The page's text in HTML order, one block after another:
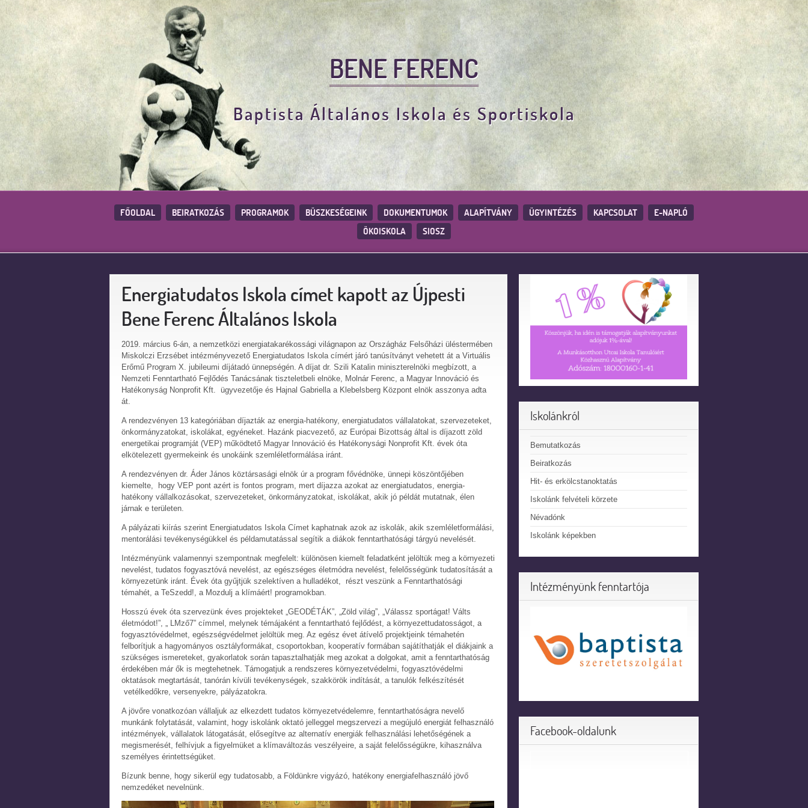
BENE FERENC
Baptista Általános Iskola és Sportiskola
FŐOLDAL BEIRATKOZÁS PROGRAMOK BÜSZKESÉGEINK DOKUMENTUMOK ALAPÍTVÁNY ÜGYINTÉZÉS KAPCSOLAT
E-NAPLÓ
ÖKOISKOLA
SIOSZ
Energiatudatos Iskola címet kapott az Újpesti
Bene Ferenc Általános Iskola
2019. március 6-án, a nemzetközi energiatakarékossági világnapon az Országház Felsőházi üléstermében
Miskolczi Erzsébet intézményvezető Energiatudatos Iskola címért járó tanúsítványt vehetett át a Virtuális
Erőmű Program X. jubileumi díjátadó ünnepségén. A díjat dr. Szili Katalin miniszterelnöki megbízott, a
Nemzeti Fenntartható Fejlődés Tanácsának tiszteletbeli elnöke, Molnár Ferenc, a Magyar Innováció és
Hatékonyság Nonprofit Kft. ügyvezetője és Hajnal Gabriella a Klebelsberg Központ elnök asszonya adta
át.
A rendezvényen 13 kategóriában díjazták az energia-hatékony, energiatudatos vállalatokat, szervezeteket,
önkormányzatokat, iskolákat, egyéneket. Hazánk piacvezető, az Európai Bizottság által is díjazott zöld
energetikai programját (VEP) működtető Magyar Innováció és Hatékonysági Nonprofit Kft. évek óta
elkötelezett gyermekeink és unokáink szemléletformálása iránt.
A rendezvényen dr. Áder János köztársasági elnök úr a program fővédnöke, ünnepi köszöntőjében
kiemelte, hogy VEP pont azért is fontos program, mert díjazza azokat az energiatudatos, energia-
hatékony vállalkozásokat, szervezeteket, önkormányzatokat, iskolákat, akik jó példát mutatnak, élen
járnak e területen.
A pályázati kiírás szerint Energiatudatos Iskola Címet kaphatnak azok az iskolák, akik szemléletformálási,
mentorálási tevékenységükkel és példamutatással segítik a diákok fenntarthatósági tárgyú nevelését.
Intézményünk valamennyi szempontnak megfelelt: különösen kiemelt feladatként jelöltük meg a környezeti
nevelést, tudatos fogyasztóvá nevelést, az egészséges életmódra nevelést, felelősségünk tudatosítását a
környezetünk iránt. Évek óta gyűjtjük szelektíven a hulladékot, részt veszünk a Fenntarthatósági
témahét, a TeSzedd!, a Mozdulj a klímáért! programokban.
Hosszú évek óta szervezünk éves projekteket „GEODÉTÁK”, „Zöld világ”, „Válassz sportágat! Válts
életmódot!”, „ LMző7” címmel, melynek témájaként a fenntartható fejlődést, a környezettudatosságot, a
fogyasztóvédelmet, egészségvédelmet jelöltük meg. Az egész évet átívelő projektjeink témahetén
felborítjuk a hagyományos osztályformákat, csoportokban, kooperatív formában sajátíthatják el diákjaink a
szükséges ismereteket, gyakorlatok során tapasztalhatják meg azokat a dolgokat, amit a fenntarthatóság
érdekében már ők is megtehetnek. Támogatjuk a rendszeres környezetvédelmi, fogyasztóvédelmi
oktatások megtartását, tanórán kívüli tevékenységek, szakkörök indítását, a tanulók felkészítését
vetélkedőkre, versenyekre, pályázatokra.
A jövőre vonatkozóan vállaljuk az elkezdett tudatos környezetvédelemre, fenntarthatóságra nevelő
munkánk folytatását, valamint, hogy iskolánk oktató jelleggel megszervezi a megújuló energiát felhasználó
intézmények, vállalatok látogatását, elősegítve az alternatív energiák felhasználási lehetőségének a
megismerését, felhívjuk a figyelmüket a klímaváltozás veszélyeire, a saját felelősségükre, kihasználva
személyes érintettségüket.
Bízunk benne, hogy sikerül egy tudatosabb, a Földünkre vigyázó, hatékony energiafelhasználó jövő
nemzedéket nevelnünk.
Iskolánkról
Bemutatkozás
Beiratkozás
Hit- és erkölcstanoktatás
Iskolánk felvételi körzete
Névadónk
Iskolánk képekben
Intézményünk fenntartója
Facebook-oldalunk